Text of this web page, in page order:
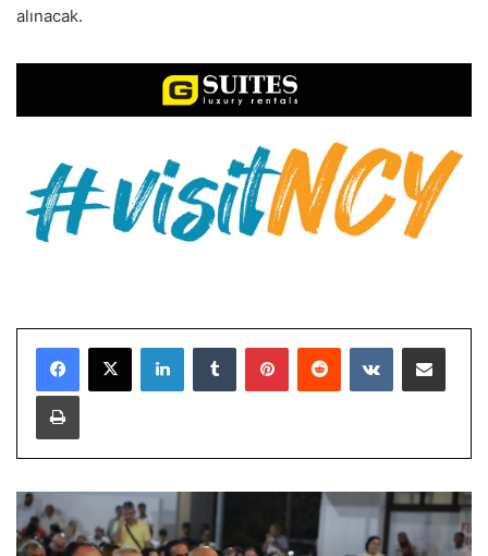
alınacak.​​​​​​​
LinkedInTumblr PinterestReddit VKontakteE-Posta ile paylaş
Yazdır